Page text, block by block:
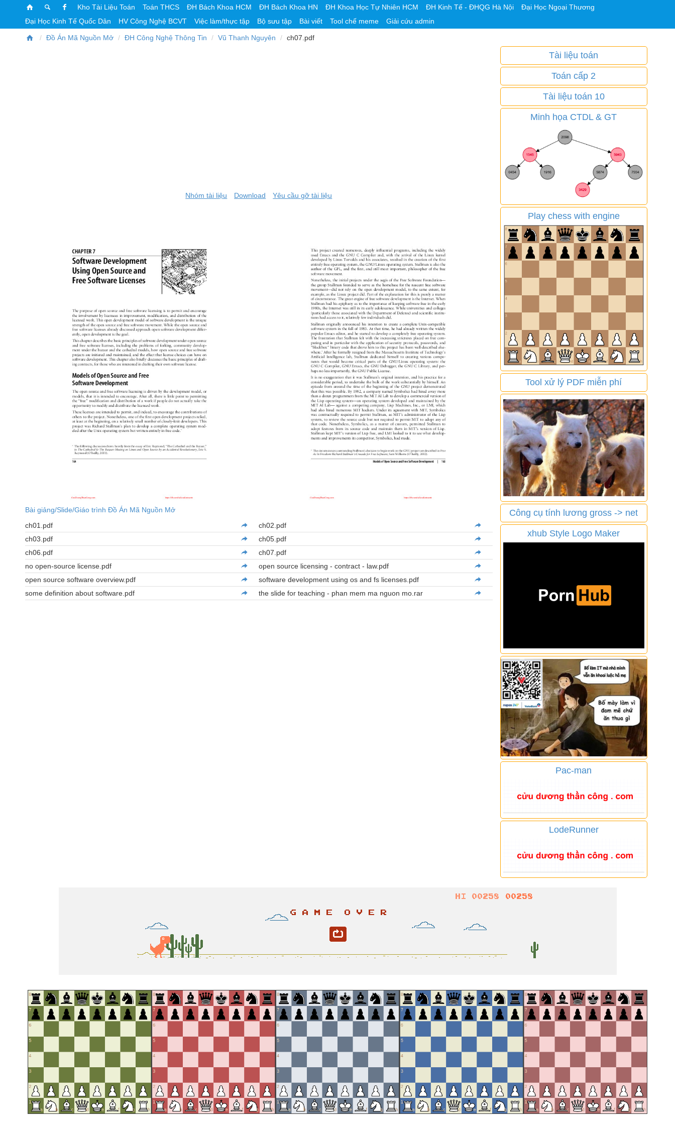
Kho Tài Liệu Toán Toán THCS ĐH Bách Khoa HCM ĐH Bách Khoa HN ĐH Khoa Học Tự Nhiên HCM ĐH Kinh Tế - ĐHQG Hà Nội
Đại Học Ngoại Thương
Đại Học Kinh Tế Quốc Dân
HV Công Nghệ BCVT Việc làm/thực tập Bộ sưu tập Bài viết Tool chế meme Giải cứu admin
Đồ Án Mã Nguồn Mở ĐH Công Nghệ Thông Tin Vũ Thanh Nguyên ch07.pdf
Nhóm tài liệu Download Yêu cầu gỡ tài liệu
Bài giảng/Slide/Giáo trình Đồ Án Mã Nguồn Mở
ch01.pdf
ch02.pdf
ch03.pdf
ch05.pdf
ch06.pdf
ch07.pdf
no open-source license.pdf
open source licensing - contract - law.pdf
open source software overview.pdf
software development using os and fs licenses.pdf
some definition about software.pdf
the slide for teaching - phan mem ma nguon mo.rar
Tài liệu toán
Toán cấp 2
Tài liệu toán 10
Minh họa CTDL & GT
Play chess with engine
Tool xử lý PDF miễn phí
Công cụ tính lương gross -> net
xhub Style Logo Maker
Pac-man
LodeRunner